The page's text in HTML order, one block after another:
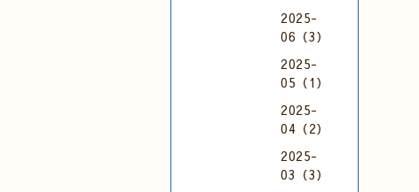
2025-
06（3）
2025-
05（1）
2025-
04（2）
2025-
03（3）